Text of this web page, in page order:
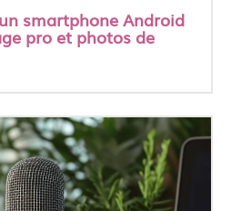
smartphone Android
pro et photos de